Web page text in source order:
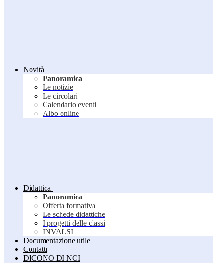
Novità
Panoramica
Le notizie
Le circolari
Calendario eventi
Albo online
Didattica
Panoramica
Offerta formativa
Le schede didattiche
I progetti delle classi
INVALSI
Documentazione utile
Contatti
DICONO DI NOI